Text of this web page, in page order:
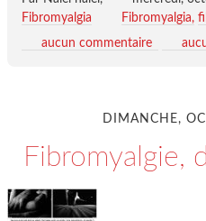
Fibromyalgia
Fibromyalgia
aucun commentaire
DIMANCHE,
Fibromyalgie,